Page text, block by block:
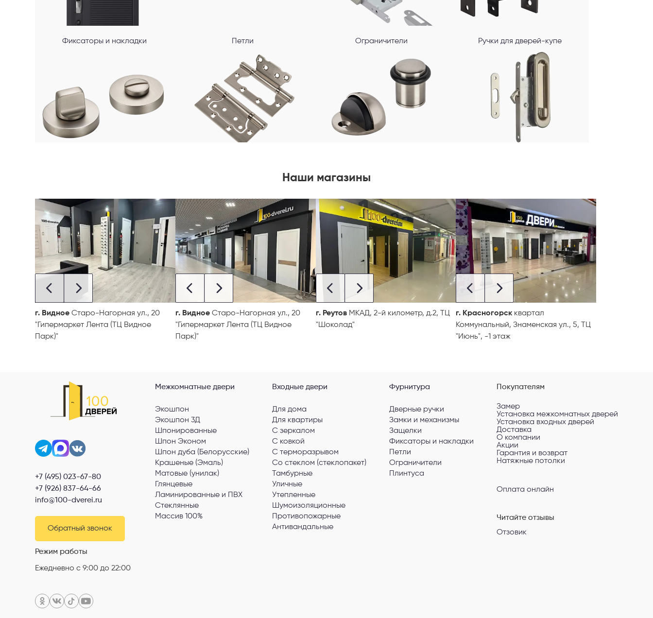
Фиксаторы и накладки Петли Ограничители Ручки для дверей-купе
Наши магазины
г. Видное Старо-Нагорная ул., 20
"Гипермаркет Лента (ТЦ Видное
Парк)"
г. ВидноеСтаро-Нагорная ул., 20
"Гипермаркет Лента (ТЦ Видное
Парк)"
г. РеутовМКАД, 2-й километр, д.2, ТЦ
"Шоколад"
г. Красногорск квартал
Коммунальный, Знаменская ул., 5, ТЦ
"Июнь", -1 этаж
+7 (495) 023-67-80
+7 (926) 837-64-66
info@100-dverei.ru
Обратный звонок
Режим работы
Ежедневно с 9:00 до 22:00
Межкомнатные двери
Экошпон
Экошпон 3Д
Шпонированные
Шпон Эконом
Шпон дуба (Белорусские)
Крашеные (Эмаль)
Матовые (унилак)
Глянцевые
Ламинированные и ПВХ
Стеклянные
Массив 100%
Входные двери
Для дома
Для квартиры
С зеркалом
С ковкой
С терморазрывом
Со стеклом (стеклопакет)
Тамбурные
Уличные
Утепленные
Шумоизоляционные
Противопожарные
Антивандальные
Фурнитура
Дверные ручки
Замки и механизмы
Защелки
Фиксаторы и накладки
Петли
Ограничители
Плинтуса
Покупателям
Замер
Установка межкомнатных дверей
Установка входных дверей
Доставка
О компании
Акции
Гарантия и возврат
Натяжные потолки
Оплата онлайн
Читайте отзывы
Отзовик